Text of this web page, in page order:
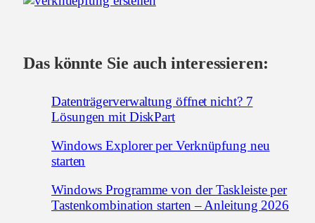
Das könnte Sie auch interessieren:
Datenträgerverwaltung öffnet nicht? 7
Lösungen mit DiskPart
Windows Explorer per Verknüpfung neu
starten
Windows Programme von der Taskleiste per
Tastenkombination starten – Anleitung 2026